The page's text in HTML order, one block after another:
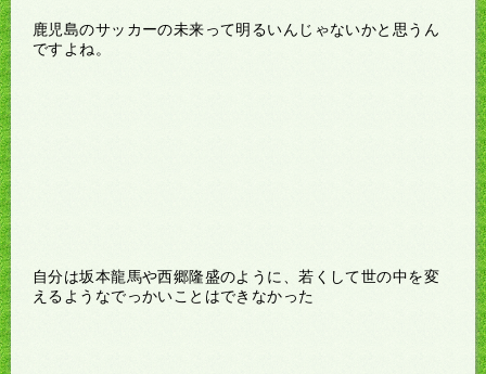
鹿児島のサッカーの未来って明るいんじゃないかと思うん
ですよね。
自分は坂本龍馬や西郷隆盛のように、若くして世の中を変
えるようなでっかいことはできなかった